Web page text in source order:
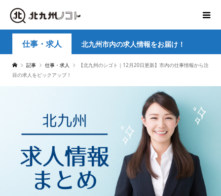
仕事・求人 北九州市内の求人情報をお届け！
記事 仕事・求人
【北九州のシゴト｜12月20日更新】市内の仕事情報から注
目の求人をピックアップ！